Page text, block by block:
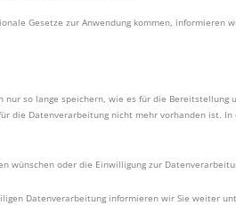
Gesetze zur Anwendung kommen, informieren
nur so lange speichern, wie es für die
die Datenverarbeitung nicht mehr vorhanden ist.
wünschen oder die Einwilligung zur
Datenverarbeitung informieren wir Sie weiter